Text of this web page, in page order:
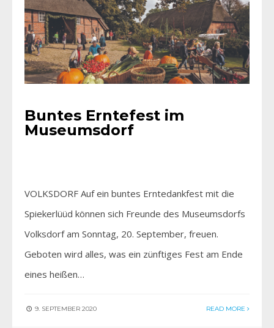
Buntes Erntefest im
Museumsdorf
VOLKSDORF Auf ein buntes Erntedankfest mit die
Spiekerlüüd können sich Freunde des Museumsdorfs
Volksdorf am Sonntag, 20. September, freuen.
Geboten wird alles, was ein zünftiges Fest am Ende
eines heißen…
9. SEPTEMBER 2020 READ MORE